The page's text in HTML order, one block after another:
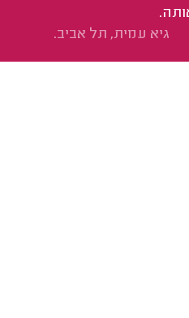
גיא עמית, תל אביב.